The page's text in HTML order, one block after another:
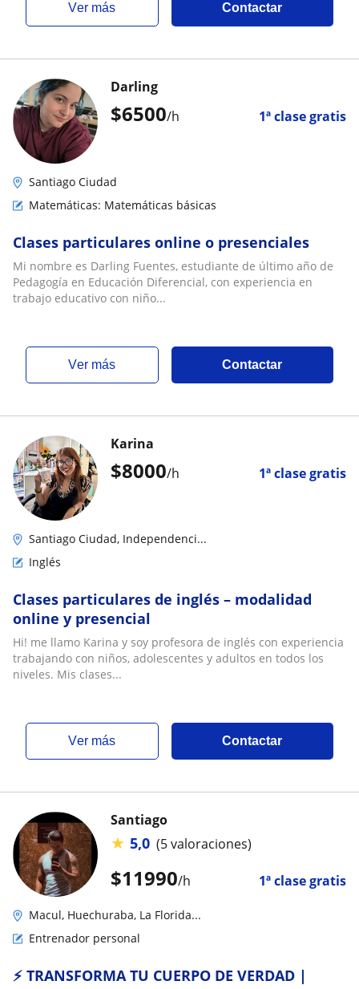
ver más Contactar
$6500/h 1ª clase gratis
Darling
Santiago Ciudad
Matemáticas: Matemáticas básicas
Clases particulares online o presenciales
Mi nombre es Darling Fuentes, estudiante de último año de
Pedagogía en Educación Diferencial, con experiencia en
trabajo educativo con niño...
ver más Contactar
$8000/h 1ª clase gratis
Karina
Santiago Ciudad, Independenci...
Inglés
Clases particulares de inglés – modalidad
online y presencial
Hi! me llamo Karina y soy profesora de inglés con experiencia
trabajando con niños, adolescentes y adultos en todos los
niveles. Mis clases...
ver más Contactar
$11990/h 1ª clase gratis
Santiago
★ 5,0 (5 valoraciones)
Macul, Huechuraba, La Florida...
Entrenador personal
⚡️ TRANSFORMA TU CUERPO DE VERDAD |